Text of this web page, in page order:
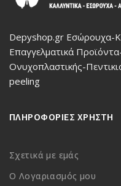
Depyshop.gr Εσώρουχα-
Επαγγελματικά
Ονυχοπλαστικής-
peeling
ΠΛΗΡΟΦΟΡΙΕΣ ΧΡΗΣΤΗ
Σχετικά με εμάς
Ο Λογαριασμός μου